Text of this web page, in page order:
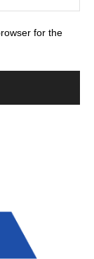
for the